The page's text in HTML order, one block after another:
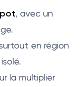
, avec un
en région
la multiplier